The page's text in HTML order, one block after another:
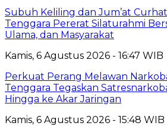
Subuh Keliling dan Jum’at
Tenggara Pererat Silaturahmi
Ulama, dan Masyarakat
Kamis, 6 Agustus 2026 - 16:47 WIB
Perkuat Perang Melawan
Tenggara Tegaskan
Hingga ke Akar Jaringan
Kamis, 6 Agustus 2026 - 15:48 WIB